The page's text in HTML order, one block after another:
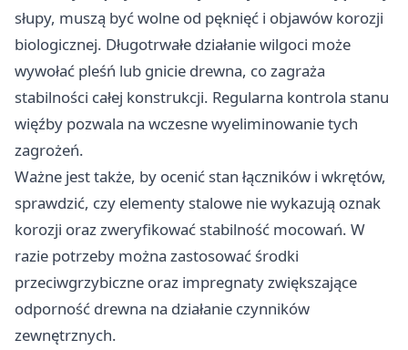
słupy, muszą być wolne od pęknięć i objawów korozji
biologicznej. Długotrwałe działanie wilgoci może
wywołać pleśń lub gnicie drewna, co zagraża
stabilności całej konstrukcji. Regularna kontrola stanu
więźby pozwala na wczesne wyeliminowanie tych
zagrożeń.
Ważne jest także, by ocenić stan łączników i wkrętów,
sprawdzić, czy elementy stalowe nie wykazują oznak
korozji oraz zweryfikować stabilność mocowań. W
razie potrzeby można zastosować środki
przeciwgrzybiczne oraz impregnaty zwiększające
odporność drewna na działanie czynników
zewnętrznych.